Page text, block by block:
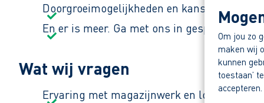
Om jou zo
maken wij
kunnen
toestaan’
Doorgroeimogelijkheden en kans op een vast
En er is meer. Ga met ons in gesprek en
Wat wij vragen
Ervaring met magazijnwerk en logistieke